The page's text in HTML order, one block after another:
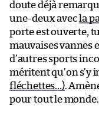
doute déjà
une-deux avec la
porte est ouverte,
mauvaises vannes
d’autres sports
méritent qu’on s’y
fléchettes…).
pour tout le monde.